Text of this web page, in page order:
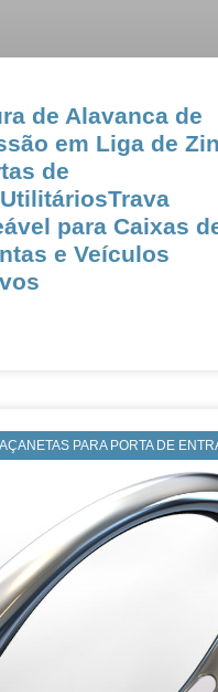
de Alavanca de
em Liga de
de
para Caixas
e Veículos
PARA PORTA DE